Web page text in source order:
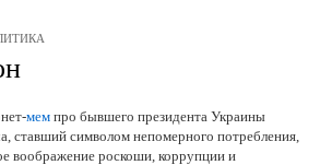
мем про бывшего президента Украины
ставший символом непомерного потребления,
воображение роскоши, коррупции и